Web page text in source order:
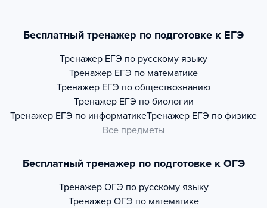
Бесплатный тренажер по подготовке к ЕГЭ
Тренажер ЕГЭ по русскому языку
Тренажер ЕГЭ по математике
Тренажер ЕГЭ по обществознанию
Тренажер ЕГЭ по биологии
Тренажер ЕГЭ по информатикеТренажер ЕГЭ по физике
Все предметы
Бесплатный тренажер по подготовке к ОГЭ
Тренажер ОГЭ по русскому языку
Тренажер ОГЭ по математике